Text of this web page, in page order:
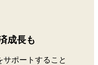
成長も
サポートすること